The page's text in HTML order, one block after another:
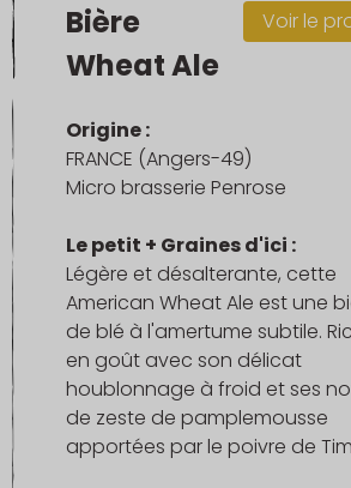
Voir le
Bière
Wheat Ale
Origine :
FRANCE (Angers-49)
Micro brasserie Penrose
Le petit + Graines d'ici :
Légère et désalterante, cette
American Wheat Ale est une
de blé à l'amertume subtile.
en goût avec son délicat
houblonnage à froid et ses
de zeste de pamplemousse
apportées par le poivre de